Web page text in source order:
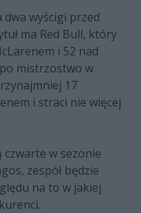
wyścigi przed
ma Red Bull, który
i 52 nad
mistrzostwo w
17
i straci nie więcej
czwarte w sezonie
zespół będzie
na to w jakiej